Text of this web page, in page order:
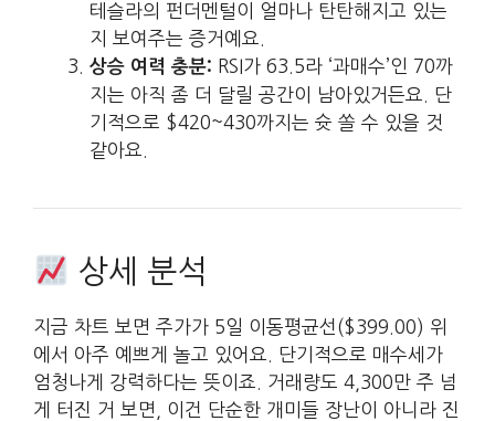
테슬라의 펀더멘털이 얼마나 탄탄해지고 있는
지 보여주는 증거예요.
상승 여력 충분: RSI가 63.5라 ‘과매수’인 70까
지는 아직 좀 더 달릴 공간이 남아있거든요. 단
기적으로 $420~430까지는 슛 쏠 수 있을 것
같아요.
상세 분석
지금 차트 보면 주가가 5일 이동평균선($399.00) 위
에서 아주 예쁘게 놀고 있어요. 단기적으로 매수세가
엄청나게 강력하다는 뜻이죠. 거래량도 4,300만 주 넘
게 터진 거 보면, 이건 단순한 개미들 장난이 아니라 진